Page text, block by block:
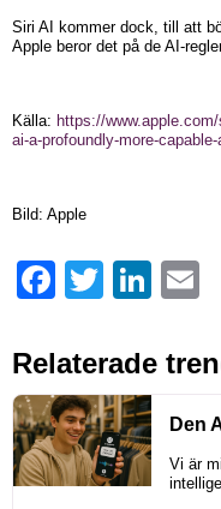
Siri AI kommer dock, till att
Apple beror det på de AI-
Källa: https://
ai-a-profoundly-more-
Bild: Apple
FacebookTwitter LinkedIn
Relaterade
Den
Vi är